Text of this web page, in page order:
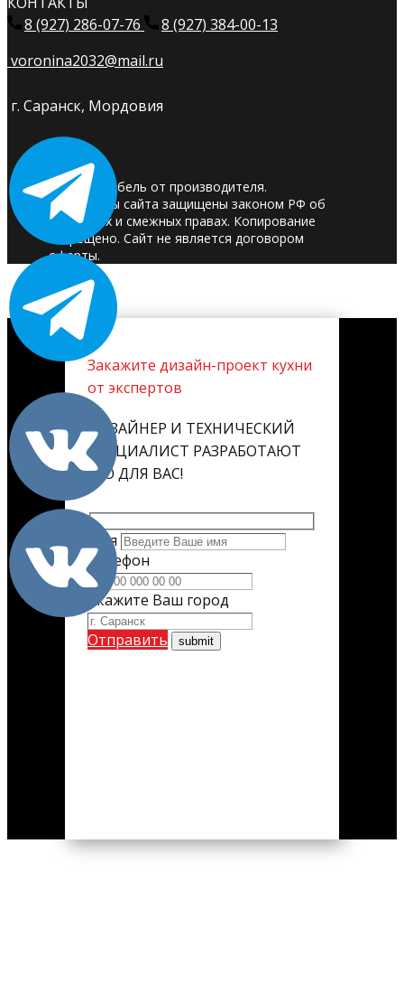
8 (927) 286-07-76
8 (927) 384-00-13
voronina2032@mail.ru
г. Саранск, Мордовия
© 2025. Мебель от производителя.
Материалы сайта защищены законом РФ об
авторских и смежных правах. Копирование
запрещено. Сайт не является договором
оферты.
Закажите дизайн-проект кухни
от экспертов
ДИЗАЙНЕР И ТЕХНИЧЕСКИЙ
СПЕЦИАЛИСТ РАЗРАБОТАЮТ
ЕГО ДЛЯ ВАС!
Имя
Телефон
Укажите Ваш город
Отправить